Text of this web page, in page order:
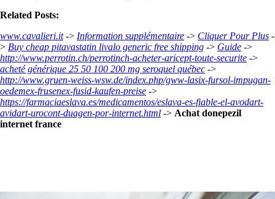
Related Posts:
www.cavalieri.it-> Information supplémentaire -> Cliquer Pour Plus -
> Buy cheap pitavastatin livalo generic free shipping -> Guide ->
http://www.perrotin.ch/perrotinch-acheter-aricept-toute-securite ->
acheté générique 25 50 100 200 mg seroquel québec ->
http://www.gruen-weiss-wsw.de/index.php/gww-lasix-fursol-impugan-
oedemex-frusenex-fusid-kaufen-preise ->
https://farmaciaeslava.es/medicamentos/eslava-es-fiable-el-avodart-
avidart-urocont-duagen-por-internet.html -> Achat donepezil
internet france